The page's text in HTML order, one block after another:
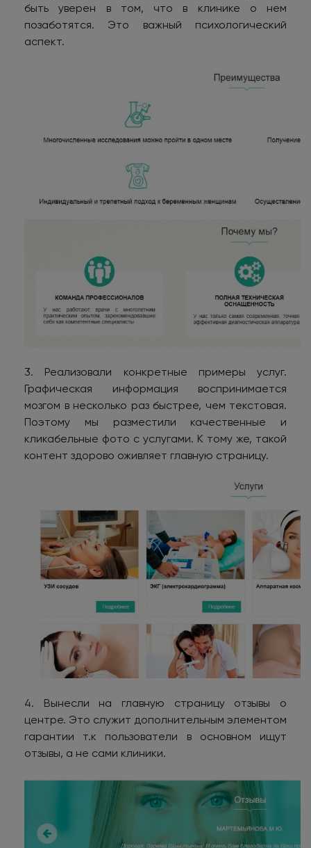
быть уверен в том, что в клинике о нем
позаботятся. Это важный психологический
аспект.
3. Реализовали конкретные примеры услуг.
Графическая информация воспринимается
мозгом в несколько раз быстрее, чем текстовая.
Поэтому мы разместили качественные и
кликабельные фото с услугами. К тому же, такой
контент здорово оживляет главную страницу.
4. Вынесли на главную страницу отзывы о
центре. Это служит дополнительным элементом
гарантии т.к пользователи в основном ищут
отзывы, а не сами клиники.